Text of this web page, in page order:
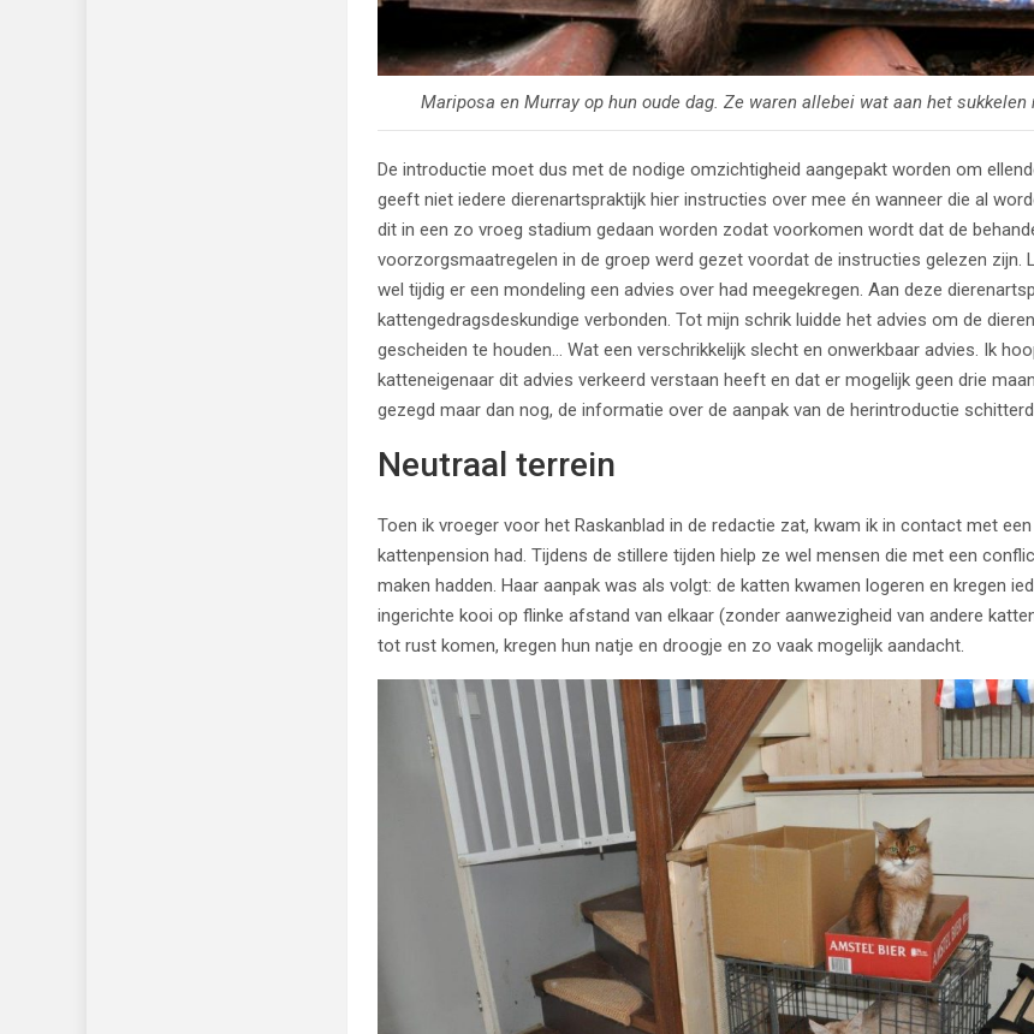
Mariposa en Murray op hun oude dag. Ze waren allebei wat aan het sukkelen
De introductie moet dus met de nodige omzichtigheid aangepakt worden om
geeft niet iedere dierenartspraktijk hier instructies over mee én wanneer die al
dit in een zo vroeg stadium gedaan worden zodat voorkomen wordt dat de
voorzorgsmaatregelen in de groep werd gezet voordat de instructies gelezen zijn.
wel tijdig er een mondeling een advies over had meegekregen. Aan deze
kattengedragsdeskundige verbonden. Tot mijn schrik luidde het advies om de
gescheiden te houden… Wat een verschrikkelijk slecht en onwerkbaar advies. Ik
katteneigenaar dit advies verkeerd verstaan heeft en dat er mogelijk geen drie
gezegd maar dan nog, de informatie over de aanpak van de herintroductie
Neutraal terrein
Toen ik vroeger voor het Raskanblad in de redactie zat, kwam ik in contact met
kattenpension had. Tijdens de stillere tijden hielp ze wel mensen die met een
maken hadden. Haar aanpak was als volgt: de katten kwamen logeren en kregen
ingerichte kooi op flinke afstand van elkaar (zonder aanwezigheid van andere
tot rust komen, kregen hun natje en droogje en zo vaak mogelijk aandacht.